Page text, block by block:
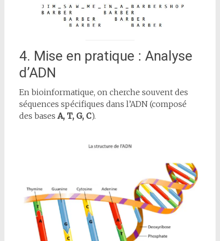
4. Mise en pratique : Analyse
d’ADN
En bioinformatique, on cherche souvent des
séquences spécifiques dans l’ADN (composé
des bases A, T, G, C).